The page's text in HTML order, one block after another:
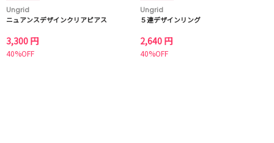
Ungrid
ニュアンスデザインクリアピアス
3,300 円
40%OFF
Ungrid
５連デザインリング
2,640 円
40%OFF